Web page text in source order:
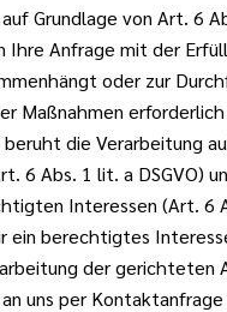
Grundlage von Art. 6
Ihre Anfrage mit der
oder zur
Maßnahmen
beruht die Verarbeitung
6 Abs. 1 lit. a DSGVO)
Interessen (Art. 6
ein berechtigtes
der gerichteten
uns per